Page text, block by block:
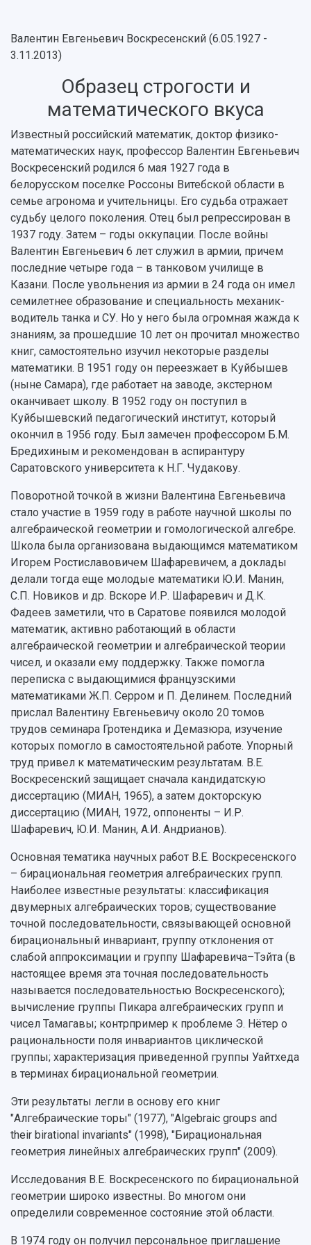
Кадровый резерв
Персоналии
Сотрудники и преподаватели
Заслуженные деятели
Структура университета
Институты и факультеты
Кафедры
Научные подразделения
Отделы и службы
Общественные организации
Институт искусственного интеллекта
Инжиниринговый центр
Аграрный карбоновый полигон
Архив
Фирменный стиль
Устойчивое развитие
Кампус
3D-тур по университету
Музеи
Учебный аэродром
Центр истории авиационных двигателей
Ботанический сад
Международный межвузовский кампус
Сведения об образовательной организации
Официальные документы
Газета "Самарский университет"
Мы в соцсетях
Мультимедиа
Просветительский проект "Одержимы
Институты и факультеты
Образовательные программы
Профессорско-преподавательский состав
Расписание занятий
Стипендии
Тестирование иностранных граждан на
знание русского языка, истории России и
основ законодательства РФ
Платные образовательные услуги
Скидки на обучение
Подготовительные курсы
Библиотека
Видеолекции
Противодействие COVID-19
Аспирантура и докторантура
Справочные материалы
Научная инфраструктура
Научно-исследовательские подразделения
Структурная схема управления научно-
исследовательской деятельностью
Материальная база
Подразделения научного обслуживания
Организационные документы
Результаты научно-исследовательской
деятельности
Научно-технические разработки
Конкурсы научных проектов и грантов
Областной конкурс "Молодой учёный"
Отчеты о научно-исследовательской
деятельности
Журналы Самарского университета
Научные конференции
Патенты
Публикации и издания
Отчеты о проведенных конференциях
Валентин Евгеньевич Воскресенский (6.05.1927 -
3.11.2013)
Образец строгости и
математического вкуса
Известный российский математик, доктор физико-
математических наук, профессор Валентин Евгеньевич
Воскресенский родился 6 мая 1927 года в
белорусском поселке Россоны Витебской области в
семье агронома и учительницы. Его судьба отражает
судьбу целого поколения. Отец был репрессирован в
1937 году. Затем – годы оккупации. После войны
Валентин Евгеньевич 6 лет служил в армии, причем
последние четыре года – в танковом училище в
Казани. После увольнения из армии в 24 года он имел
семилетнее образование и специальность механик-
водитель танка и СУ. Но у него была огромная жажда к
знаниям, за прошедшие 10 лет он прочитал множество
книг, самостоятельно изучил некоторые разделы
математики. В 1951 году он переезжает в Куйбышев
(ныне Самара), где работает на заводе, экстерном
оканчивает школу. В 1952 году он поступил в
Куйбышевский педагогический институт, который
окончил в 1956 году. Был замечен профессором Б.М.
Бредихиным и рекомендован в аспирантуру
Саратовского университета к Н.Г. Чудакову.
Поворотной точкой в жизни Валентина Евгеньевича
стало участие в 1959 году в работе научной школы по
алгебраической геометрии и гомологической алгебре.
Школа была организована выдающимся математиком
Игорем Ростиславовичем Шафаревичем, а доклады
делали тогда еще молодые математики Ю.И. Манин,
С.П. Новиков и др. Вскоре И.Р. Шафаревич и Д.К.
Фадеев заметили, что в Саратове появился молодой
математик, активно работающий в области
алгебраической геометрии и алгебраической теории
чисел, и оказали ему поддержку. Также помогла
переписка с выдающимися французскими
математиками Ж.П. Серром и П. Делинем. Последний
прислал Валентину Евгеньевичу около 20 томов
трудов семинара Гротендика и Демазюра, изучение
которых помогло в самостоятельной работе. Упорный
труд привел к математическим результатам. В.Е.
Воскресенский защищает сначала кандидатскую
диссертацию (МИАН, 1965), а затем докторскую
диссертацию (МИАН, 1972, оппоненты – И.Р.
Шафаревич, Ю.И. Манин, А.И. Андрианов).
Основная тематика научных работ В.Е. Воскресенского
– бирациональная геометрия алгебраических групп.
Наиболее известные результаты: классификация
двумерных алгебраических торов; существование
точной последовательности, связывающей основной
бирациональный инвариант, группу отклонения от
слабой аппроксимации и группу Шафаревича–Тэйта (в
настоящее время эта точная последовательность
называется последовательностью Воскресенского);
вычисление группы Пикара алгебраических групп и
чисел Тамагавы; контрпример к проблеме Э. Нётер о
рациональности поля инвариантов циклической
группы; характеризация приведенной группы Уайтхеда
в терминах бирациональной геометрии.
Эти результаты легли в основу его книг
"Алгебраические торы" (1977), "Algebraic groups and
their birational invariants" (1998), "Бирациональная
геометрия линейных алгебраических групп" (2009).
Исследования В.Е. Воскресенского по бирациональной
геометрии широко известны. Во многом они
определили современное состояние этой области.
В 1974 году он получил персональное приглашение